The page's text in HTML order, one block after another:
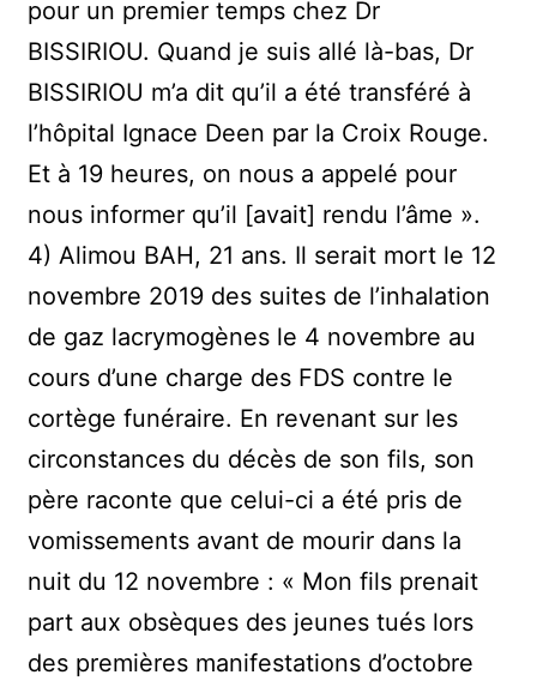
pour un premier temps chez Dr
BISSIRIOU. Quand je suis allé là-bas, Dr
BISSIRIOU m’a dit qu’il a été transféré à
l’hôpital Ignace Deen par la Croix Rouge.
Et à 19 heures, on nous a appelé pour
nous informer qu’il [avait] rendu l’âme ».
4) Alimou BAH, 21 ans. Il serait mort le 12
novembre 2019 des suites de l’inhalation
de gaz lacrymogènes le 4 novembre au
cours d’une charge des FDS contre le
cortège funéraire. En revenant sur les
circonstances du décès de son fils, son
père raconte que celui-ci a été pris de
vomissements avant de mourir dans la
nuit du 12 novembre : « Mon fils prenait
part aux obsèques des jeunes tués lors
des premières manifestations d’octobre